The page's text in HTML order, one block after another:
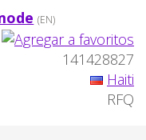
(EN)
141428827
Haiti
RFQ